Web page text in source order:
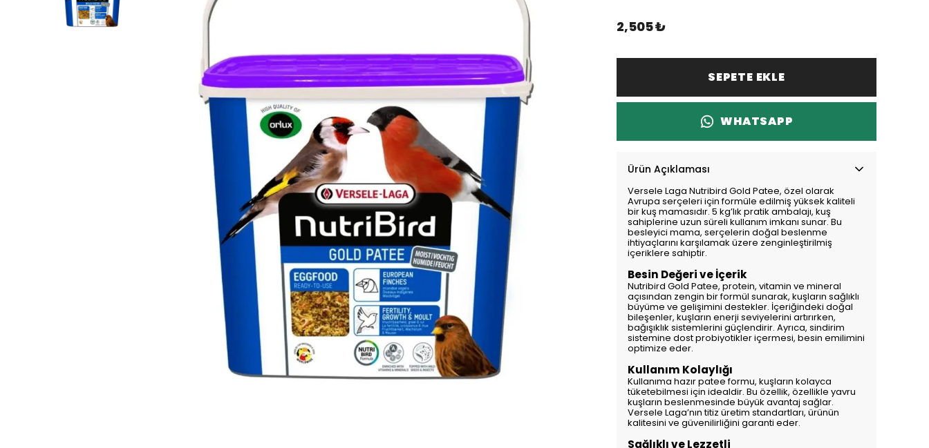
2,505 ₺
SEPETE EKLE
WHATSAPP
Ürün Açıklaması
Versele Laga Nutribird Gold Patee, özel olarak
Avrupa serçeleri için formüle edilmiş yüksek kaliteli
bir kuş mamasıdır. 5 kg’lık pratik ambalajı, kuş
sahiplerine uzun süreli kullanım imkanı sunar. Bu
besleyici mama, serçelerin doğal beslenme
ihtiyaçlarını karşılamak üzere zenginleştirilmiş
içeriklere sahiptir.
Besin Değeri ve İçerik
Nutribird Gold Patee, protein, vitamin ve mineral
açısından zengin bir formül sunarak, kuşların sağlıklı
büyüme ve gelişimini destekler. İçeriğindeki doğal
bileşenler, kuşların enerji seviyelerini artırırken,
bağışıklık sistemlerini güçlendirir. Ayrıca, sindirim
sistemine dost probiyotikler içermesi, besin emilimini
optimize eder.
Kullanım Kolaylığı
Kullanıma hazır patee formu, kuşların kolayca
tüketebilmesi için idealdir. Bu özellik, özellikle yavru
kuşların beslenmesinde büyük avantaj sağlar.
Versele Laga’nın titiz üretim standartları, ürünün
kalitesini ve güvenilirliğini garanti eder.
Sağlıklı ve Lezzetli